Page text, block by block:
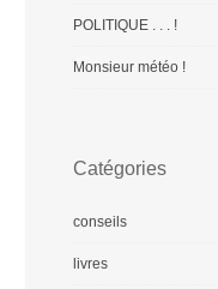
POLITIQUE . . . !
Monsieur météo !
Catégories
conseils
livres